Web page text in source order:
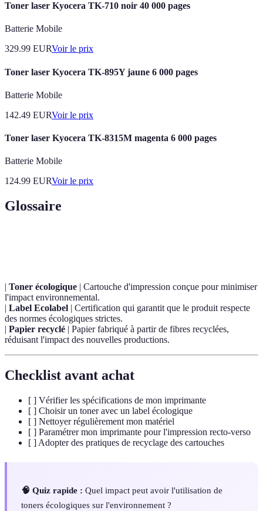
Toner laser Kyocera TK-710 noir 40 000 pages
Batterie Mobile
329.99 EURVoir le prix
Toner laser Kyocera TK-895Y jaune 6 000 pages
Batterie Mobile
142.49 EURVoir le prix
Toner laser Kyocera TK-8315M magenta 6 000 pages
Batterie Mobile
124.99 EURVoir le prix
Glossaire
| Toner écologique | Cartouche d'impression conçue pour minimiser
l'impact environnemental.
| Label Ecolabel | Certification qui garantit que le produit respecte
des normes écologiques strictes.
| Papier recyclé | Papier fabriqué à partir de fibres recyclées,
réduisant l'impact des nouvelles productions.
Checklist avant achat
[ ] Vérifier les spécifications de mon imprimante
[ ] Choisir un toner avec un label écologique
[ ] Nettoyer régulièrement mon matériel
[ ] Paramétrer mon imprimante pour l'impression recto-verso
[ ] Adopter des pratiques de recyclage des cartouches
🧠 Quiz rapide : Quel impact peut avoir l'utilisation de
toners écologiques sur l'environnement ?